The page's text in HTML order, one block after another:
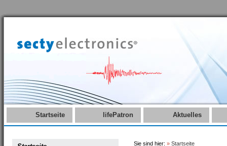
Startseite lifePatron Aktuelles
Sie sind hier: » Startseite